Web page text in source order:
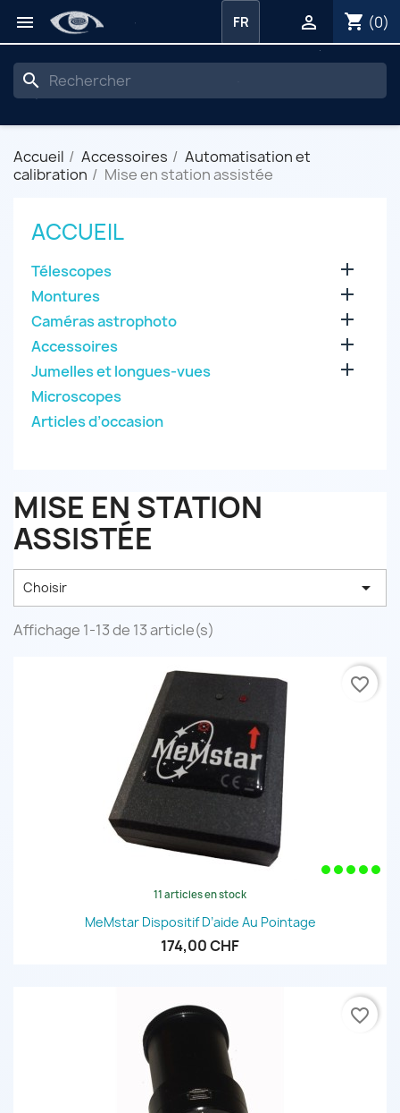
 shopping_cart (0)

FR
search
Accueil Accessoires
Automatisation et
calibration
Mise en station assistée
ACCUEIL
Télescopes 
Montures 
Caméras astrophoto 
Accessoires 
Jumelles et longues-vues 
Microscopes
Articles d’occasion
MISE EN STATION
ASSISTÉE
Choisir 
Affichage 1-13 de 13 article(s)
11 articles en stock
MeMstar Dispositif D’aide Au Pointage
174,00 CHF
favorite_border
favorite_border